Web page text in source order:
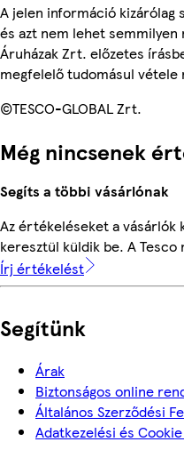
A jelen információ kizárólag
és azt nem lehet semmilyen
Áruházak Zrt. előzetes
megfelelő tudomásul vétele
©TESCO-GLOBAL Zrt.
Még nincsenek
Segíts a többi vásárlónak
Az értékeléseket a vásárlók
keresztül küldik be. A
Írj értékelést
Segítünk
Árak
Biztonságos online
Általános Szerződési
Adatkezelési és